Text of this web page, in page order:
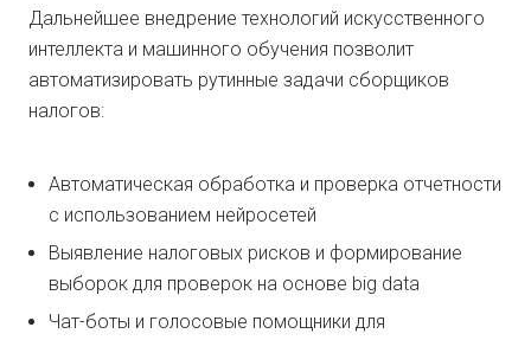
Дальнейшее внедрение технологий искусственного
интеллекта и машинного обучения позволит
автоматизировать рутинные задачи сборщиков
налогов:
Автоматическая обработка и проверка отчетности
с использованием нейросетей
Выявление налоговых рисков и формирование
выборок для проверок на основе big data
Чат-боты и голосовые помощники для